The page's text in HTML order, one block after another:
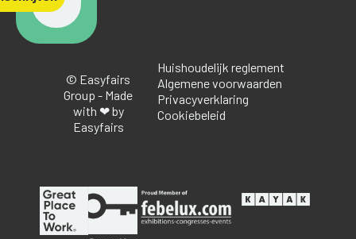
© Easyfairs
Group - Made
with ❤ by
Easyfairs
Huishoudelijk reglement
Algemene voorwaarden
Privacyverklaring
Cookiebeleid